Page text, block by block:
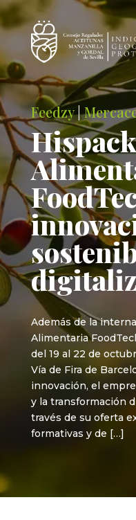
Feedzy|
Además de la
Alimentaria
del 19 al 22 de
Vía de Fira de
innovación, el
y la transformación
través de su oferta
formativas y de […]